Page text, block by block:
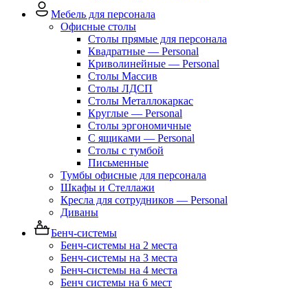
Мебель для персонала
Офисные столы
Столы прямые для персонала
Квадратные — Personal
Криволинейные — Personal
Столы Массив
Столы ЛДСП
Столы Металлокаркас
Круглые — Personal
Столы эргономичные
С ящиками — Personal
Столы с тумбой
Письменные
Тумбы офисные для персонала
Шкафы и Стеллажи
Кресла для сотрудников — Personal
Диваны
Бенч-системы
Бенч-системы на 2 места
Бенч-системы на 3 места
Бенч-системы на 4 места
Бенч системы на 6 мест